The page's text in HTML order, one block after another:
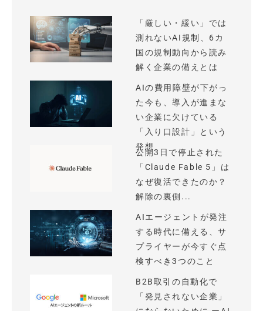
「厳しい・緩い」では
測れないAI規制、6カ
国の規制動向から読み
解く企業の備えとは
AIの費用障壁が下がっ
た今も、導入が進まな
い企業に欠けている
「入り口設計」という
発想
公開3日で停止された
「Claude Fable 5」は
なぜ復活できたのか？
解除の裏側...
AIエージェントが発注
する時代に備える、サ
プライヤーが今すぐ点
検すべき3つのこと
B2B取引の自動化で
「発見されない企業」